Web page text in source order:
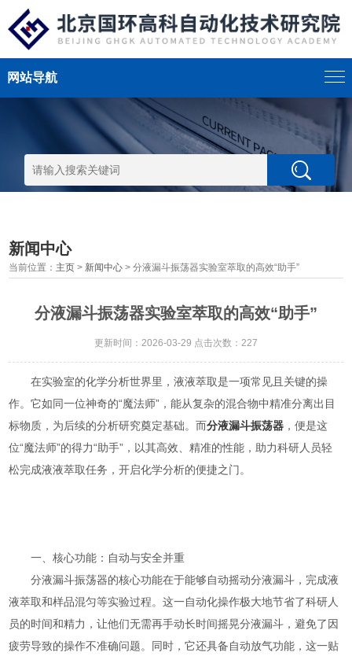
网站导航
新闻中心
当前位置： 主页 > 新闻中心 > 分液漏斗振荡器实验室萃取的高效“助手”
分液漏斗振荡器实验室萃取的高效“助手”
更新时间：2026-03-29 点击次数：227
在实验室的化学分析世界里，液液萃取是一项常见且关键的操
作。它如同一位神奇的“魔法师”，能从复杂的混合物中精准分离出目
标物质，为后续的分析研究奠定基础。而分液漏斗振荡器 ，便是这
位“魔法师”的得力“助手”，以其高效、精准的性能，助力科研人员轻
松完成液液萃取任务，开启化学分析的便捷之门。
一、核心功能：自动与安全并重
分液漏斗振荡器的核心功能在于能够自动摇动分液漏斗，完成液
液萃取和样品混匀等实验过程。这一自动化操作极大地节省了科研人
员的时间和精力，让他们无需再手动长时间摇晃分液漏斗，避免了因
疲劳导致的操作不准确问题。同时，它还具备自动放气功能，这一贴